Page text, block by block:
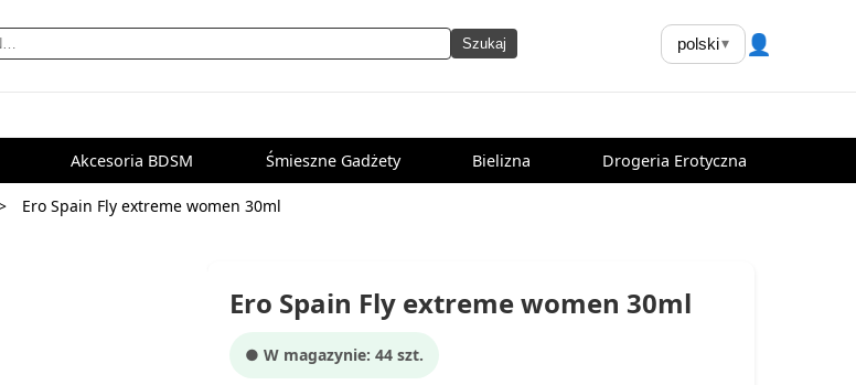
Szukaj polski▾ 👤
Akcesoria BDSM Śmieszne Gadżety Bielizna Drogeria Erotyczna
Ero Spain Fly extreme women 30ml
Ero Spain Fly extreme women 30ml
● W magazynie: 44 szt.